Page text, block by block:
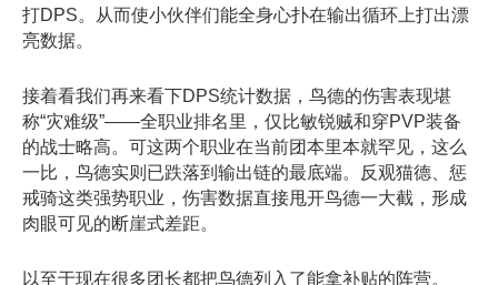
打DPS。从而使小伙伴们能全身心扑在输出循环上打出漂
亮数据。
接着看我们再来看下DPS统计数据，鸟德的伤害表现堪
称“灾难级”——全职业排名里，仅比敏锐贼和穿PVP装备
的战士略高。可这两个职业在当前团本里本就罕见，这么
一比，鸟德实则已跌落到输出链的最底端。反观猫德、惩
戒骑这类强势职业，伤害数据直接甩开鸟德一大截，形成
肉眼可见的断崖式差距。
以至于现在很多团长都把鸟德列入了能拿补贴的阵营。